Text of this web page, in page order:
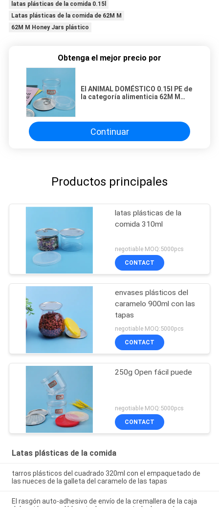
latas plásticas de la comida 0.15l
Latas plásticas de la comida de 62M M
62M M Honey Jars plástico
Obtenga el mejor precio por
El ANIMAL DOMÉSTICO 0.15l PE de
la categoría alimenticia 62M M
Continuar
Productos principales
latas plásticas de la
comida 310ml
negotiable MOQ:5000pcs
CONTACT
envases plásticos del
caramelo 900ml con las
tapas
negotiable MOQ:5000pcs
CONTACT
250g Open fácil puede
negotiable MOQ:5000pcs
CONTACT
Latas plásticas de la comida
tarros plásticos del cuadrado 320ml con el empaquetado de
las nueces de la galleta del caramelo de las tapas
El rasgón auto-adhesivo de envío de la cremallera de la caja